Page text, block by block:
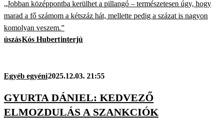
„Jobban középpontba kerülhet a pillangó – természetesen úgy, hogy
marad a fő számom a kétszáz hát, mellette pedig a százat is nagyon
komolyan veszem.”
úszásKós Hubertinterjú
Egyéb egyéni2025.12.03. 21:55
GYURTA DÁNIEL: KEDVEZŐ
ELMOZDULÁS A SZANKCIÓK